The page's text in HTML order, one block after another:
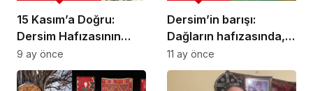
15 Kasım’a Doğru:
Dersim Hafızasının
Politik Anlamı ve
Bugüne Düşen
Sorumluluk
9 ay önce
Dersim’in barışı:
Dağların hafızasında,
nehirlerin akışında
11 ay önce